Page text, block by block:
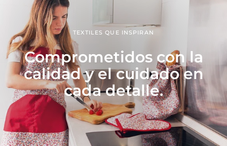
TEXTILES QUE INSPIRAN
Comprometidos con la
calidad y el cuidado en
cada detalle.